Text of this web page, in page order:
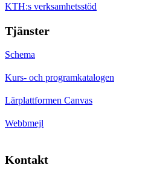
KTH:s verksamhetsstöd
Tjänster
Schema
Kurs- och programkatalogen
Lärplattformen Canvas
Webbmejl
Kontakt